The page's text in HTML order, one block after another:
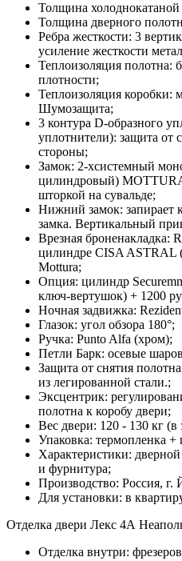
Толщина холоднокатаной
Толщина дверного
Ребра жесткости: 3
усиление жесткости
Теплоизоляция полотна:
плотности;
Теплоизоляция коробки:
Шумозащита;
3 контура D-образного
уплотнители): защита от
стороны;
Замок: 2-хсистемный
цилиндровый)
шторкой на сувальде;
Нижний замок: запирает
замка. Вертикальный
Врезная броненакладка:
цилиндре CISA ASTRAL
Mottura;
Опция: цилиндр
ключ-вертушок) + 1200
Ночная задвижка:
Глазок: угол обзора 180°;
Ручка: Punto Alfa (хром);
Петли Барк: осевые
Защита от снятия
из легированной стали.;
Эксцентрик:
полотна к коробу двери;
Вес двери: 120 - 130 кг (в
Упаковка: термопленка +
Характеристики:
и фурнитура;
Производство: Россия, г.
Для установки: в
Отделка двери Лекс 4А
Отделка внутри: